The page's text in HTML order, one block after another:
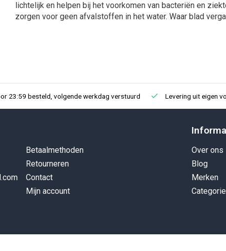
lichtelijk en helpen bij het voorkomen van bacteriën en
zorgen voor geen afvalstoffen in het water. Waar blad
23:59 besteld, volgende werkdag verstuurd Levering uit eigen
Betaalmethoden
Retourneren
Contact
Mijn account
Over ons
Blog
Merken